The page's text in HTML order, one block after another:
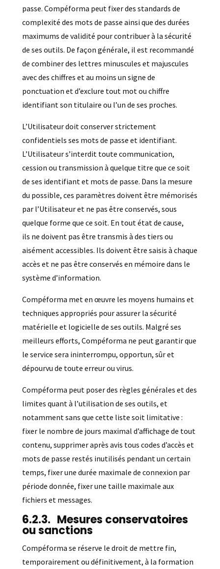
passe. Compéforma peut fixer des standards de
complexité des mots de passe ainsi que des durées
maximums de validité pour contribuer à la sécurité
de ses outils. De façon générale, il est recommandé
de combiner des lettres minuscules et majuscules
avec des chiffres et au moins un signe de
ponctuation et d’exclure tout mot ou chiffre
identifiant son titulaire ou l’un de ses proches.
L’Utilisateur doit conserver strictement
confidentiels ses mots de passe et identifiant.
L’Utilisateur s’interdit toute communication,
cession ou transmission à quelque titre que ce soit
de ses identifiant et mots de passe. Dans la mesure
du possible, ces paramètres doivent être mémorisés
par l’Utilisateur et ne pas être conservés, sous
quelque forme que ce soit. En tout état de cause,
ils ne doivent pas être transmis à des tiers ou
aisément accessibles. Ils doivent être saisis à chaque
accès et ne pas être conservés en mémoire dans le
système d’information.
Compéforma met en œuvre les moyens humains et
techniques appropriés pour assurer la sécurité
matérielle et logicielle de ses outils. Malgré ses
meilleurs efforts, Compéforma ne peut garantir que
le service sera ininterrompu, opportun, sûr et
dépourvu de toute erreur ou virus.
Compéforma peut poser des règles générales et des
limites quant à l’utilisation de ses outils, et
notamment sans que cette liste soit limitative :
fixer le nombre de jours maximal d’affichage de tout
contenu, supprimer après avis tous codes d’accès et
mots de passe restés inutilisés pendant un certain
temps, fixer une durée maximale de connexion par
période donnée, fixer une taille maximale aux
fichiers et messages.
Mesures conservatoires
ou sanctions
Compéforma se réserve le droit de mettre fin,
temporairement ou définitivement, à la formation